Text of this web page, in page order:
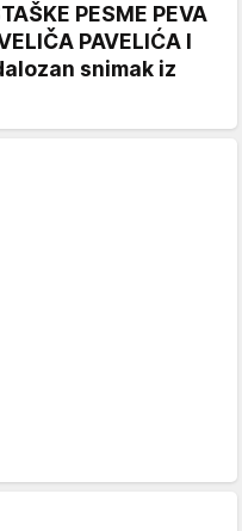
PESME PEVA
PAVELIĆA I
snimak iz